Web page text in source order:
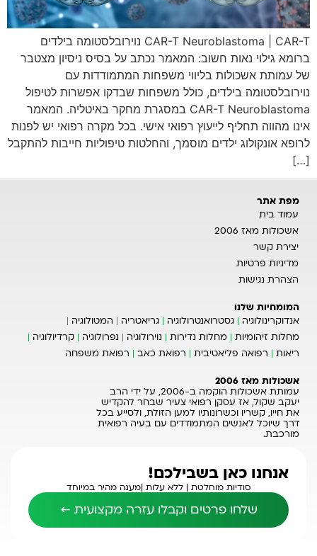
CAR-T Neuroblastoma | CAR-T נוירובלסטומה בילדים
ברומא גילוי נאות חשוב: המאמר נכתב על בסיס ניסיון מצטבר
של עמותת אשכולות בליווי משפחות המתמודדות עם
נוירובלסטומה בילדים, כולל משפחות שבדקו אפשרות לטיפול
CAR-T Neuroblastoma במסגרת מחקר באיטליה. המאמר
אינו מהווה תחליף לייעוץ רפואי אישי. בכל מקרה רפואי יש לפנות
לרופא אונקולוג ילדים מוסמך, והחלטות טיפוליות חייבות להתקבל
[…]
מפת אתר
עמוד בית
אשכולות מאז 2006
יצירת קשר
מדיניות פרטיות
הצהרת נגישות
המומחיות שלנו
אנדוקרינולוגיה
גסטרואנטרולוגיה גריאטריה
המטולוגיה
מחלות זיהומיות
מחלות נדירות נוירולוגיה נפרולוגיה
קרדיולוגיה
ריאות
רפואה פליאטיבית רפואת כאב רפואת משפחה
אשכולות מאז 2006
עמותת אשכולות הוקמה ב-2006, על ידי הרב
יעקב שקול, אז עסקן רפואי צעיר שבחר להקדיש
את חייו, קשריו וכשרונותיו למען הזולת, ולסייע בכל
דרך שיוכל לאנשים המתמודדים עם בעיה רפואית
מורכבת.
אנחנו כאן בשבילכם!
סודיות מוחלטת | ללא עלות |מענה מהיר במיוחד
שלחו פרטים וקבלו עזרה מקצועית ←